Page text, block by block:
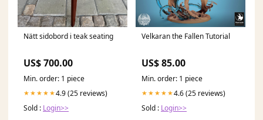
Nätt sidobord i teak seating
US$ 700.00
Min. order: 1 piece
★★★★★4.9 (25 reviews)
Sold : Login>>
Velkaran the Fallen Tutorial
US$ 85.00
Min. order: 1 piece
★★★★★4.6 (25 reviews)
Sold : Login>>